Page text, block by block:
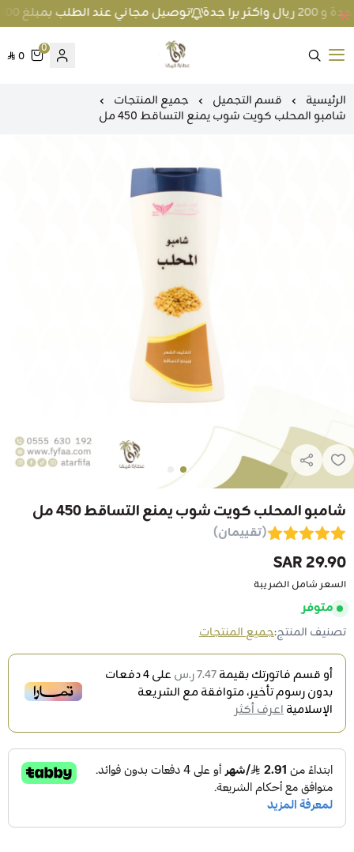
توصيل مجاني عند الطلب بمبلغ 100 ريال واكثر داخل جدة و 200 ريال واكثر برا جدة
متجر عطارة فيفا
0
0
الرئيسية قسم التجميل
جميع المنتجات
شامبو المحلب كويت شوب يمنع التساقط 450 مل
شامبو المحلب كويت شوب يمنع التساقط 450 مل
(تقييمان)
29.90 SAR
السعر شامل الضريبة
متوفر
تصنيف المنتج:جميع المنتجات
أو قسم فاتورتك بقيمة7.47 ر.س على4دفعات
بدون رسوم تأخير، متوافقة مع الشريعة
الإسلاميةاعرف أكثر